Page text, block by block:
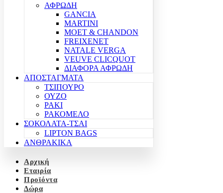
ΑΦΡΩΔΗ
GANCIA
MARTINI
MOET & CHANDON
FREIXENET
NATALE VERGA
VEUVE CLICQUOT
ΔΙΑΦΟΡΑ ΑΦΡΩΔΗ
ΑΠΟΣΤΑΓΜΑΤΑ
ΤΣΙΠΟΥΡΟ
ΟΥΖΟ
ΡΑΚΙ
ΡΑΚΟΜΕΛΟ
ΣΟΚΟΛΑΤΑ-ΤΣΑΙ
LIPTON BAGS
ΑΝΘΡΑΚΙΚΑ
Αρχική
Εταιρία
Προϊόντα
Δώρα